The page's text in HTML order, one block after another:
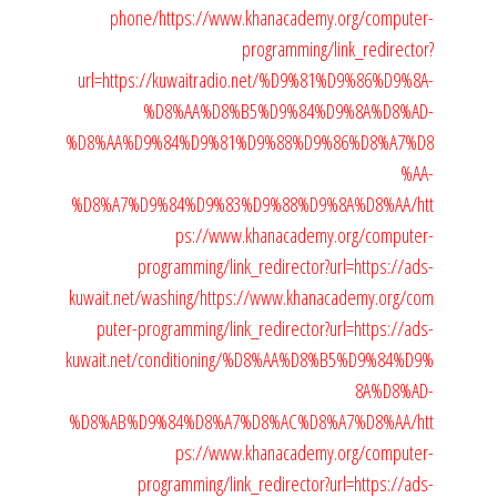
phone/https://www.khanacademy.org/computer-
programming/link_redirector?
url=https://kuwaitradio.net/%D9%81%D9%86%D9%8A-
%D8%AA%D8%B5%D9%84%D9%8A%D8%AD-
%D8%AA%D9%84%D9%81%D9%88%D9%86%D8%A7%D8
%AA-
%D8%A7%D9%84%D9%83%D9%88%D9%8A%D8%AA/htt
ps://www.khanacademy.org/computer-
programming/link_redirector?url=https://ads-
kuwait.net/washing/https://www.khanacademy.org/com
puter-programming/link_redirector?url=https://ads-
kuwait.net/conditioning/%D8%AA%D8%B5%D9%84%D9%
8A%D8%AD-
%D8%AB%D9%84%D8%A7%D8%AC%D8%A7%D8%AA/htt
ps://www.khanacademy.org/computer-
programming/link_redirector?url=https://ads-